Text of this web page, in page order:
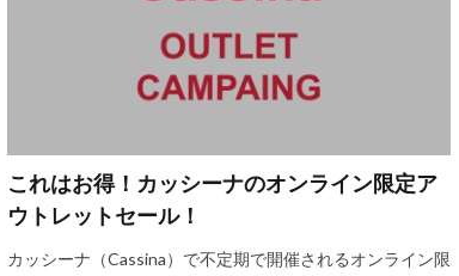
これはお得！カッシーナのオンライン限定ア
ウトレットセール！
カッシーナ（Cassina）で不定期で開催されるオンライン限